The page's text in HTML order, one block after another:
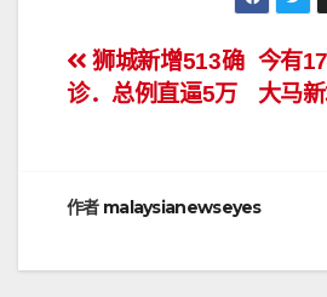
文
章
航
今有
大马
狮城新增513确
诊．总例直逼5万
作者 malaysianewseyes